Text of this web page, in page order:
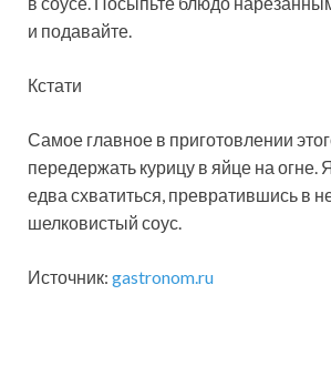
и подавайте.
Кстати
Самое главное в приготовлении
передержать курицу в яйце на огне.
едва схватиться, превратившись в
шелковистый соус.
Источник: gastronom.ru